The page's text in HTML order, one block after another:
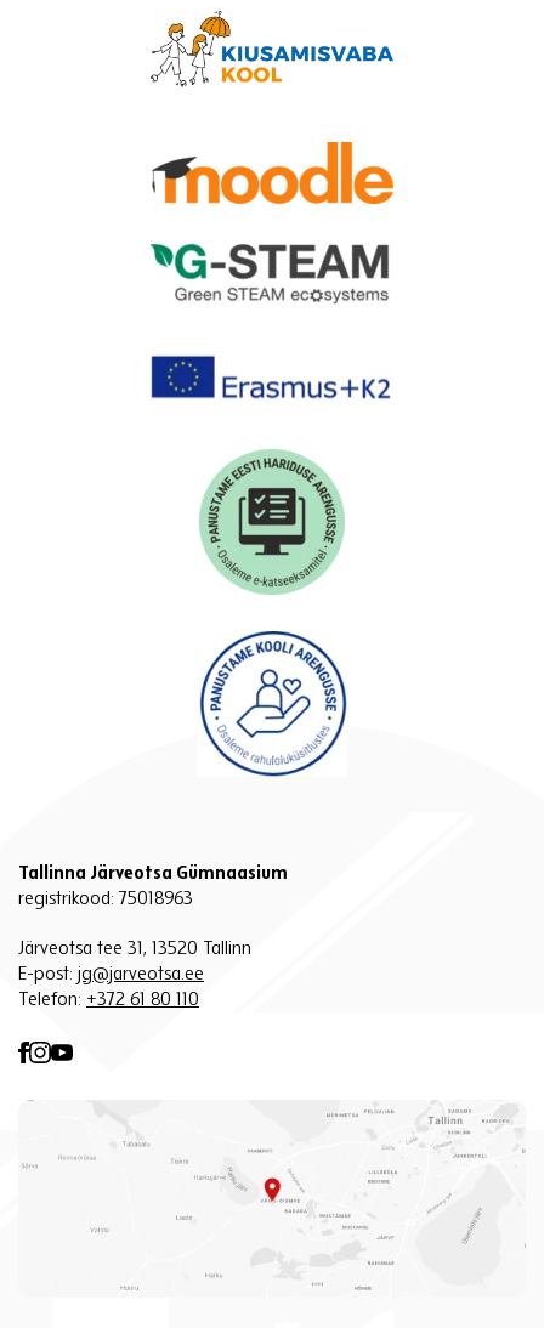
Tallinna Järveotsa Gümnaasium
registrikood: 75018963
Järveotsa tee 31, 13520 Tallinn
E-post: jg@jarveotsa.ee
Telefon: +372 61 80 110